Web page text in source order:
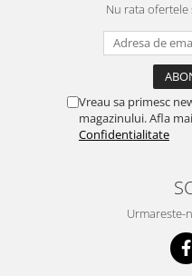
Nu rata
Vreau sa primesc
magazinului. Afla
Confidentialitate
Urmareste-